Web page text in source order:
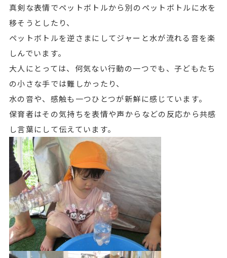
真剣な表情でペットボトルから別のペットボトルに水を
移そうとしたり、
ペットボトルを逆さまにしてジャーと水が流れる音を楽
しんでいます。
大人にとっては、何気ない行動の一つでも、子どもたち
の小さな手では難しかったり、
水の音や、感触も一つひとつが新鮮に感じています。
保育者はその気持ちを表情や声からなどの反応から共感
し言葉にして伝えています。